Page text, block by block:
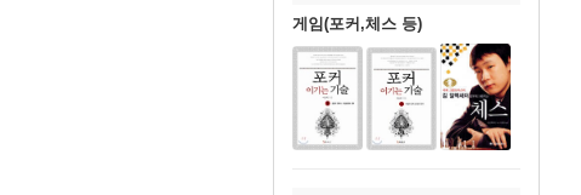
게임(포커,체스 등)